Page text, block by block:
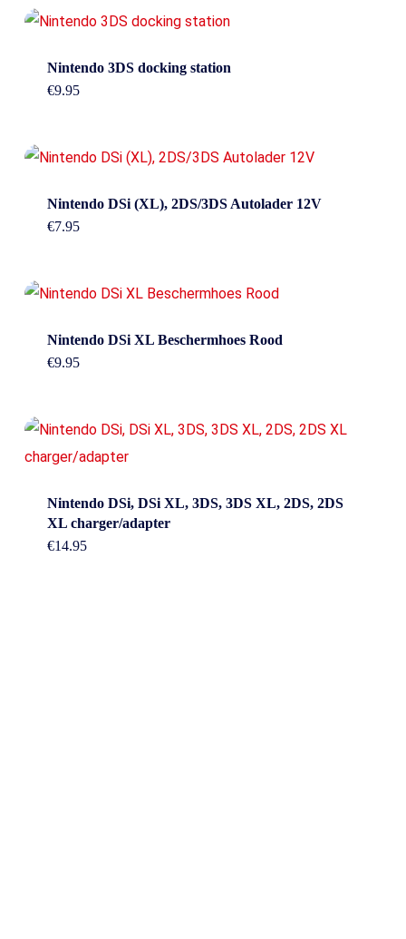
Nintendo 3DS docking station
€9.95
Nintendo DSi (XL), 2DS/3DS Autolader 12V
€7.95
Nintendo DSi XL Beschermhoes Rood
€9.95
Nintendo DSi, DSi XL, 3DS, 3DS XL, 2DS, 2DS
XL charger/adapter
€14.95